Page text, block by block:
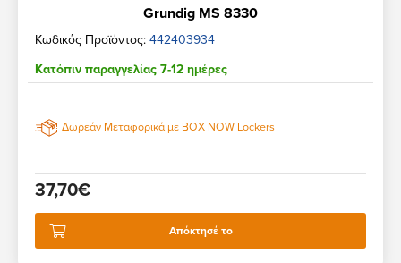
Grundig MS 8330
Κωδικός Προϊόντος: 442403934
Κατόπιν παραγγελίας 7-12 ημέρες
Δωρεάν Μεταφορικά με BOX NOW Lockers
37,70€
Απόκτησέ το